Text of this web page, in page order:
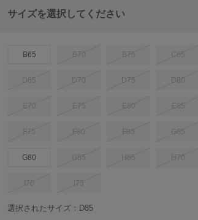
サイズを選択してください
B65 B70 B75 C65
D65 D70 D75 D80
E70 E75 E80 E85
F75 F80 F85 G65
G80 G85 H65 H70
I70 I75
選択されたサイズ：D85